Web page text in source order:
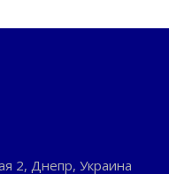
2, Днепр, Украина